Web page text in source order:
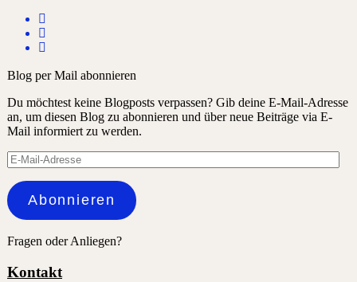
Blog per Mail abonnieren
Du möchtest keine Blogposts verpassen? Gib deine E-Mail-Adresse
an, um diesen Blog zu abonnieren und über neue Beiträge via E-
Mail informiert zu werden.
E-
Mail-
Adresse
Abonnieren
Fragen oder Anliegen?
Kontakt